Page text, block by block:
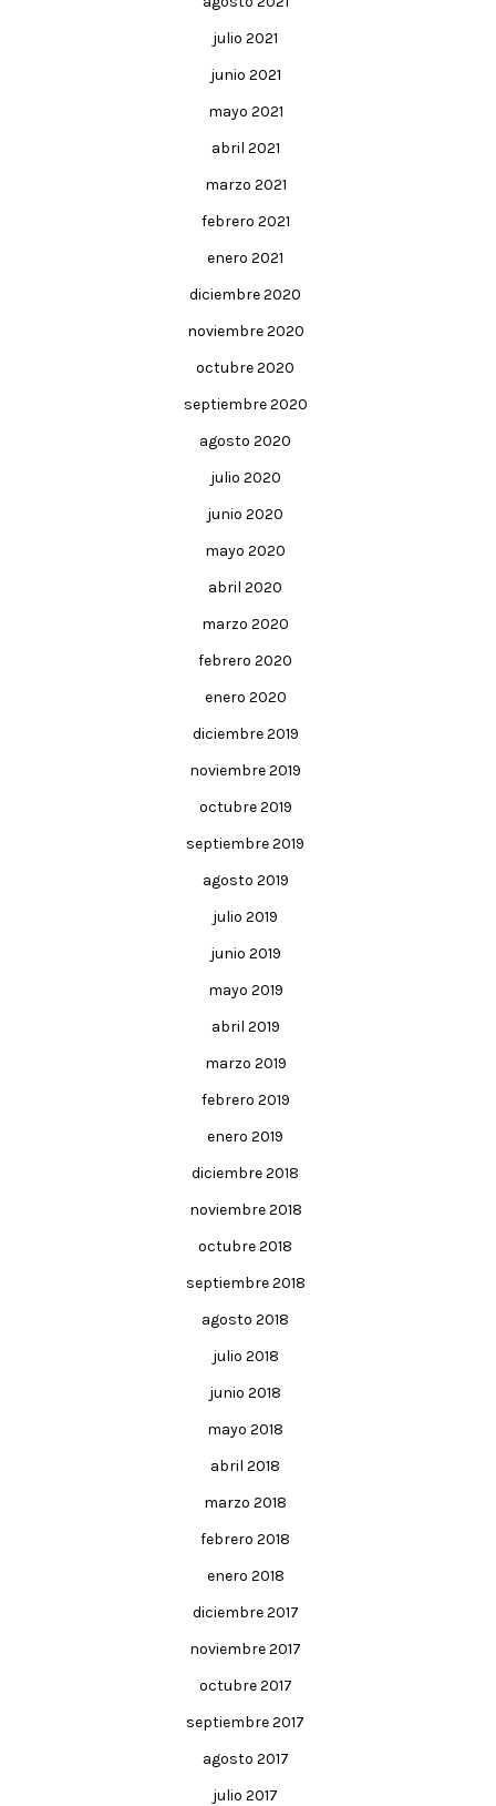
julio 2021
junio 2021
mayo 2021
abril 2021
marzo 2021
febrero 2021
enero 2021
diciembre 2020
noviembre 2020
octubre 2020
septiembre 2020
agosto 2020
julio 2020
junio 2020
mayo 2020
abril 2020
marzo 2020
febrero 2020
enero 2020
diciembre 2019
noviembre 2019
octubre 2019
septiembre 2019
agosto 2019
julio 2019
junio 2019
mayo 2019
abril 2019
marzo 2019
febrero 2019
enero 2019
diciembre 2018
noviembre 2018
octubre 2018
septiembre 2018
agosto 2018
julio 2018
junio 2018
mayo 2018
abril 2018
marzo 2018
febrero 2018
enero 2018
diciembre 2017
noviembre 2017
octubre 2017
septiembre 2017
agosto 2017
julio 2017